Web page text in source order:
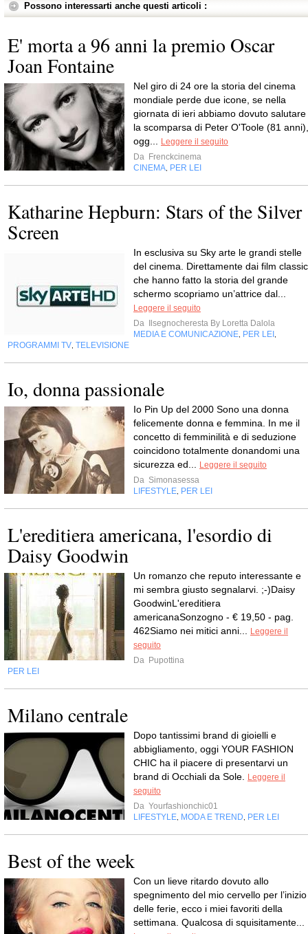
Possono interessarti anche questi articoli :
E' morta a 96 anni la premio Oscar
Joan Fontaine
Nel giro di 24 ore la storia del cinema
mondiale perde due icone, se nella
giornata di ieri abbiamo dovuto salutare
la scomparsa di Peter O'Toole (81 anni),
ogg...
Leggere il seguito
Da Frenckcinema
CINEMA PER LEI
Katharine Hepburn: Stars of the Silver
Screen
In esclusiva su Sky arte le grandi stelle
del cinema. Direttamente dai film
che hanno fatto la storia del grande
schermo scopriamo un’attrice dal...
Leggere il seguito
Da
Ilsegnocheresta By Loretta Dalola
MEDIA E COMUNICAZIONE PER LEI
PROGRAMMI TV TELEVISIONE
Io, donna passionale
Io Pin Up del 2000 Sono una donna
felicemente donna e femmina. In me il
concetto di femminilità e di seduzione
coincidono totalmente donandomi una
sicurezza ed...
Leggere il seguito
Da Simonasessa
LIFESTYLE PER LEI
L'ereditiera americana, l'esordio di
Daisy Goodwin
Un romanzo che reputo interessante e
mi sembra giusto segnalarvi. ;-)Daisy
GoodwinL'ereditiera
americanaSonzogno - € 19,50 - pag.
462Siamo nei mitici anni...
Leggere il
seguito
Da Pupottina
PER LEI
Milano centrale
Dopo tantissimi brand di gioielli e
abbigliamento, oggi YOUR FASHION
CHIC ha il piacere di presentarvi un
brand di Occhiali da Sole.
Leggere il
seguito
Da Yourfashionchic01
LIFESTYLE MODA E TREND PER LEI
Best of the week
Con un lieve ritardo dovuto allo
spegnimento del mio cervello per l’inizio
delle ferie, ecco i miei favoriti della
settimana. Qualcosa di squisitamente...